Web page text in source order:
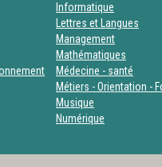
Informatique
Lettres et Langues
Management
Mathématiques
Médecine - santé
Métiers - Orientation -
Musique
Numérique